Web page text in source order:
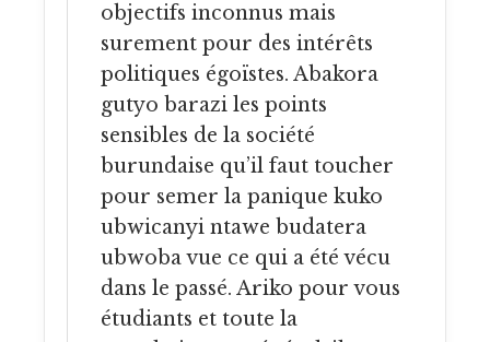
objectifs inconnus mais
surement pour des intérêts
politiques égoïstes. Abakora
gutyo barazi les points
sensibles de la société
burundaise qu’il faut toucher
pour semer la panique kuko
ubwicanyi ntawe budatera
ubwoba vue ce qui a été vécu
dans le passé. Ariko pour vous
étudiants et toute la